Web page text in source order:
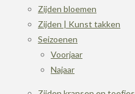
Zijden bloemen
Zijden | Kunst takken
Seizoenen
Voorjaar
Najaar